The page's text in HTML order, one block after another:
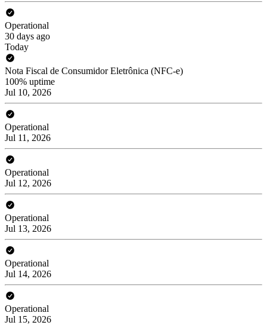
Operational
30 days ago
Today
Nota Fiscal de Consumidor Eletrônica (NFC-e)
100% uptime
Jul 10, 2026
Operational
Jul 11, 2026
Operational
Jul 12, 2026
Operational
Jul 13, 2026
Operational
Jul 14, 2026
Operational
Jul 15, 2026